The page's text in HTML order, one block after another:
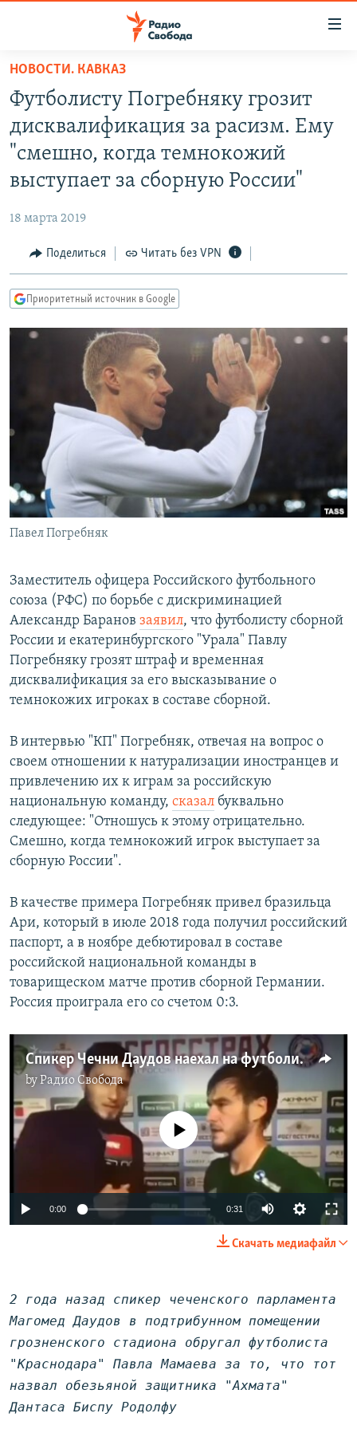
упрощенного
доступа
основному
содержанию
Вернутся
навигации
Вернутся
ПРОГРАММЫ
ПОДКАСТЫ
АВТОРСКИЕ ПРОЕКТЫ
КУЛЬТУРА
IDEL.РЕАЛИИ
КАВКАЗ.РЕАЛИИ
СИБИРЬ.РЕАЛИИ
РАСПИСАНИЕ ВЕЩАНИЯ
ПОДПИШИТЕСЬ НА РАССЫЛКУ
СОЦИАЛЬНЫЕ СЕТИ
НОВОСТИ. КАВКАЗ
Футболисту Погребняку грозит
дисквалификация за расизм. Ему
"смешно, когда темнокожий
выступает за сборную России"
18 марта 2019
Поделиться Читать без VPN
Приоритетный источник в Google
Павел Погребняк
Заместитель офицера Российского футбольного
союза (РФС) по борьбе с дискриминацией
Александр Баранов заявил, что футболисту сборной
России и екатеринбургского "Урала" Павлу
Погребняку грозят штраф и временная
дисквалификация за его высказывание о
темнокожих игроках в составе сборной.
В интервью "КП" Погребняк, отвечая на вопрос о
своем отношении к натурализации иностранцев и
привлечению их к играм за российскую
национальную команду, сказал буквально
следующее: "Отношусь к этому отрицательно.
Смешно, когда темнокожий игрок выступает за
сборную России".
В качестве примера Погребняк привел бразильца
Ари, который в июле 2018 года получил российский
паспорт, а в ноябре дебютировал в составе
российской национальной команды в
товарищеском матче против сборной Германии.
Россия проиграла его со счетом 0:3.
Спикер Чечни Даудов наехал на футболиста "Краснодара" Мамаева
byРадио Свобода
No media source currently available
0:00 0:31
Скачать медиафайл
2 года назад спикер чеченского парламента
Магомед Даудов в подтрибунном помещении
грозненского стадиона обругал футболиста
"Краснодара" Павла Мамаева за то, что тот
назвал обезьяной защитника "Ахмата"
Дантаса Биспу Родолфу